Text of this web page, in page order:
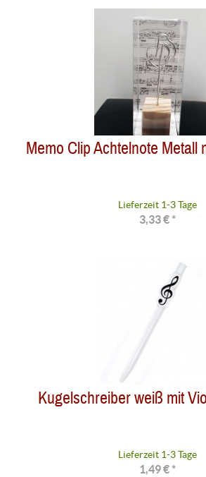
Memo Clip Achtelnote
Lieferzeit 1-3 Tage
3,33 € *
Kugelschreiber weiß mit
Lieferzeit 1-3 Tage
1,49 € *